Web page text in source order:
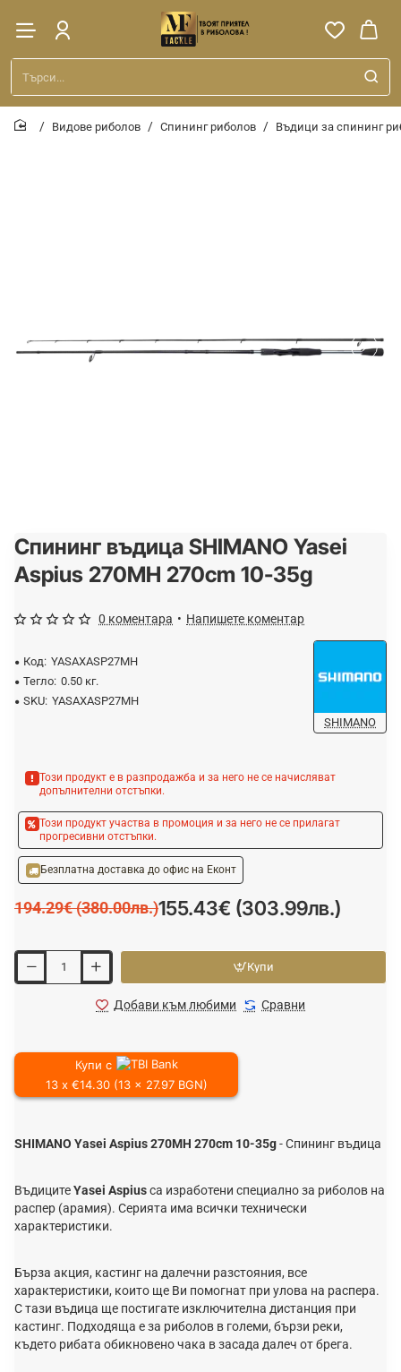
Търси...
Видове риболов Спининг риболов Въдици за спининг
-20%
Спининг въдица SHIMANO Yasei
Aspius 270MH 270cm 10-35g
Код: YASAXASP27MH
Тегло: 0.50 кг.
SKU: YASAXASP27MH
SHIMANO
0 коментара • Напишете коментар
Този продукт е в разпродажба и за него не се начисляват
допълнителни отстъпки.
Този продукт участва в промоция и за него не се прилагат
прогресивни отстъпки.
Безплатна доставка до офис на Еконт
155.43€ (303.99лв.)
194.29€ (380.00лв.)
Купи
Добави към любими Сравни
Купи с
13 x €14.30 (13 x 27.97 BGN)
SHIMANO Yasei Aspius 270MH 270cm 10-35g- Спининг въдица
ВъдицитеYasei Aspiusса изработени специално за риболов на
распер (арамия). Серията има всички технически
характеристики.
Бърза акция, кастинг на далечни разстояния, все
характеристики, които ще Ви помогнат при улова на распера.
С тази въдица ще постигате изключителна дистанция при
кастинг. Подходяща е за риболов в големи, бързи реки,
където рибата обикновено чака в засада далеч от брега.